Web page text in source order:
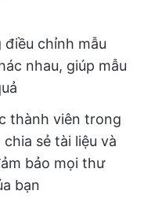
chỉnh mẫu
nhau, giúp mẫu
thành viên trong
sẻ tài liệu và
bảo mọi thư
bạn